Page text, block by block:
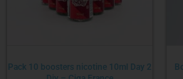
Pack 10 boosters nicotine 10ml Day 2